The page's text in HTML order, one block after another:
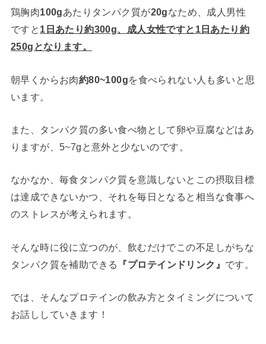
鶏胸肉100gあたりタンパク質が20gなため、成人男性
ですと 1日あたり約300g、成人女性ですと1日あたり約
250gとなります。
朝早くからお肉約80~100gを食べられない人も多いと思
います。
また、タンパク質の多い食べ物として卵や豆腐などはあ
りますが、5~7gと意外と少ないのです。
なかなか、毎食タンパク質を意識しないとこの摂取目標
は達成できないかつ、それを毎日となると相当な食事へ
のストレスが考えられます。
そんな時に役に立つのが、飲むだけでこの不足しがちな
タンパク質を補助できる
『プロテインドリンク』 です。
では、そんなプロテインの飲み方とタイミングについて
お話ししていきます！